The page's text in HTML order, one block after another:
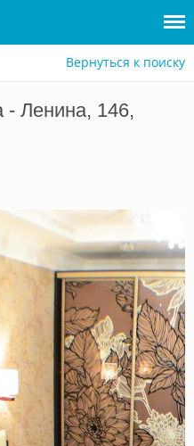
Вернуться к поиску
- Ленина, 146,